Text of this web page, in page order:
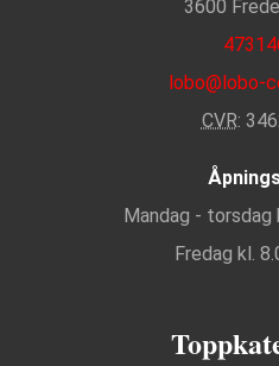
3600
lobo@lobo-
CVR:
Mandag - torsdag
Fredag kl.